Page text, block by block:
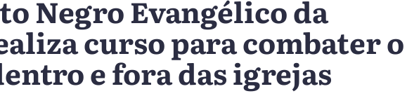
Negro Evangélico da
curso para combater o
e fora das igrejas